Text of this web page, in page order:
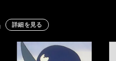
詳細を見る